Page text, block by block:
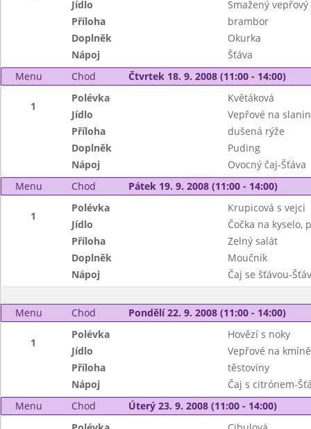
Jídlo
Smažený vepřový
Příloha
brambor
Doplněk
Okurka
Nápoj
Šťáva
Menu
Chod Čtvrtek 18. 9. 2008 (11:00 - 14:00)
1
Polévka
Květáková
Jídlo
Vepřové na
Příloha
dušená rýže
Doplněk
Puding
Nápoj
Ovocný čaj-Šťáva
Menu
Chod Pátek 19. 9. 2008 (11:00 - 14:00)
1
Polévka
Krupicová s vejci
Jídlo
Čočka na kyselo,
Příloha
Zelný salát
Doplněk
Moučník
Nápoj
Čaj se šťávou-
Menu Chod Pondělí 22. 9. 2008 (11:00 - 14:00)
1
Polévka
Hovězí s noky
Jídlo
Vepřové na
Příloha
těstoviny
Nápoj
Čaj s citrónem-
Menu
Chod
Úterý 23. 9. 2008 (11:00 - 14:00)